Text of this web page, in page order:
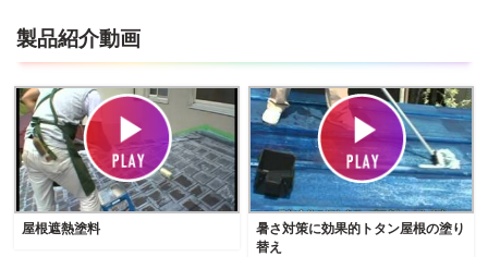
製品紹介動画
屋根遮熱塗料
暑さ対策に効果的トタン屋根の塗り
替え